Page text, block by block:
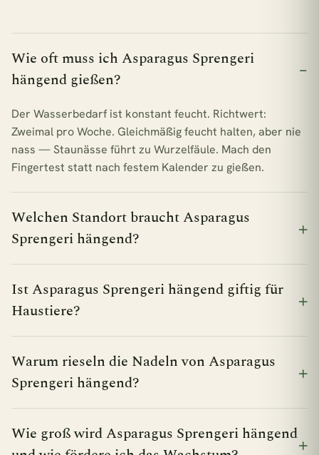
Wie oft muss ich Asparagus Sprengeri
hängend gießen?
Der Wasserbedarf ist konstant feucht. Richtwert:
Zweimal pro Woche. Gleichmäßig feucht halten, aber nie
nass — Staunässe führt zu Wurzelfäule. Mach den
Fingertest statt nach festem Kalender zu gießen.
Welchen Standort braucht Asparagus
Sprengeri hängend?
Ist Asparagus Sprengeri hängend giftig für
Haustiere?
Warum rieseln die Nadeln von Asparagus
Sprengeri hängend?
Wie groß wird Asparagus Sprengeri hängend